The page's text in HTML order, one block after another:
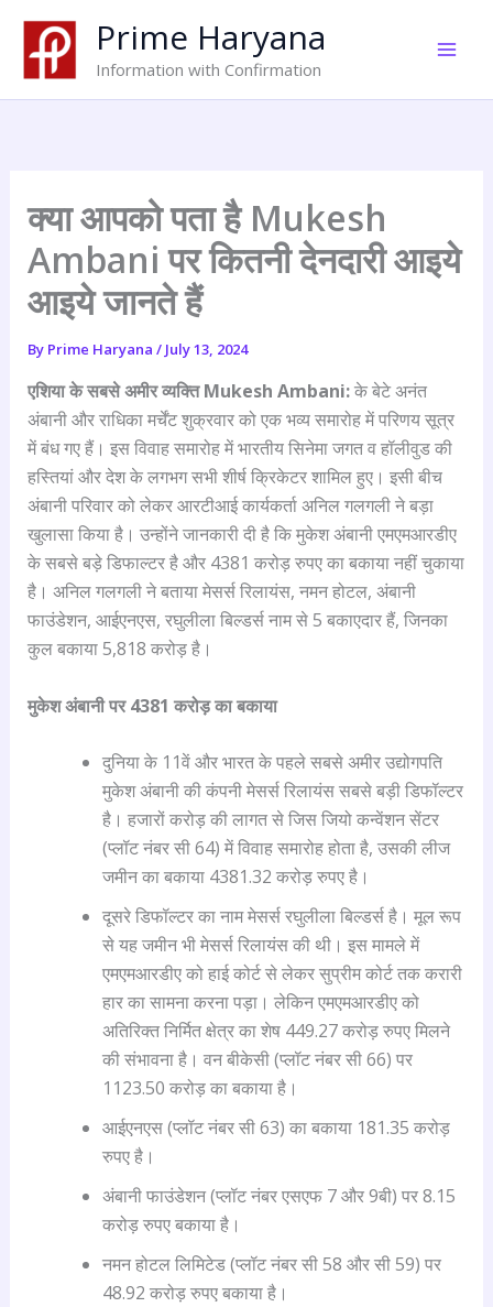
content
Prime Haryana
Information with Confirmation
क्या आपको पता है Mukesh
Ambani पर कितनी देनदारी आइये
आइये जानते हैं
By Prime Haryana / July 13, 2024
एशिया के सबसे अमीर व्यक्ति Mukesh Ambani:के बेटे अनंत
अंबानी और राधिका मर्चेंट शुक्रवार को एक भव्य समारोह में परिणय सूत्र
में बंध गए हैं। इस विवाह समारोह में भारतीय सिनेमा जगत व हॉलीवुड की
हस्तियां और देश के लगभग सभी शीर्ष क्रिकेटर शामिल हुए। इसी बीच
अंबानी परिवार को लेकर आरटीआई कार्यकर्ता अनिल गलगली ने बड़ा
खुलासा किया है। उन्होंने जानकारी दी है कि मुकेश अंबानी एमएमआरडीए
के सबसे बड़े डिफाल्टर है और 4381 करोड़ रुपए का बकाया नहीं चुकाया
है। अनिल गलगली ने बताया मेसर्स रिलायंस, नमन होटल, अंबानी
फाउंडेशन, आईएनएस, रघुलीला बिल्डर्स नाम से 5 बकाएदार हैं, जिनका
कुल बकाया 5,818 करोड़ है।
मुकेश अंबानी पर 4381 करोड़ का बकाया
दुनिया के 11वें और भारत के पहले सबसे अमीर उद्योगपति
मुकेश अंबानी की कंपनी मेसर्स रिलायंस सबसे बड़ी डिफॉल्टर
है। हजारों करोड़ की लागत से जिस जियो कन्वेंशन सेंटर
(प्लॉट नंबर सी 64) में विवाह समारोह होता है, उसकी लीज
जमीन का बकाया 4381.32 करोड़ रुपए है।
दूसरे डिफॉल्टर का नाम मेसर्स रघुलीला बिल्डर्स है। मूल रूप
से यह जमीन भी मेसर्स रिलायंस की थी। इस मामले में
एमएमआरडीए को हाई कोर्ट से लेकर सुप्रीम कोर्ट तक करारी
हार का सामना करना पड़ा। लेकिन एमएमआरडीए को
अतिरिक्त निर्मित क्षेत्र का शेष 449.27 करोड़ रुपए मिलने
की संभावना है। वन बीकेसी (प्लॉट नंबर सी 66) पर
1123.50 करोड़ का बकाया है।
आईएनएस (प्लॉट नंबर सी 63) का बकाया 181.35 करोड़
रुपए है।
अंबानी फाउंडेशन (प्लॉट नंबर एसएफ 7 और 9बी) पर 8.15
करोड़ रुपए बकाया है।
नमन होटल लिमिटेड (प्लॉट नंबर सी 58 और सी 59) पर
48.92 करोड़ रुपए बकाया है।